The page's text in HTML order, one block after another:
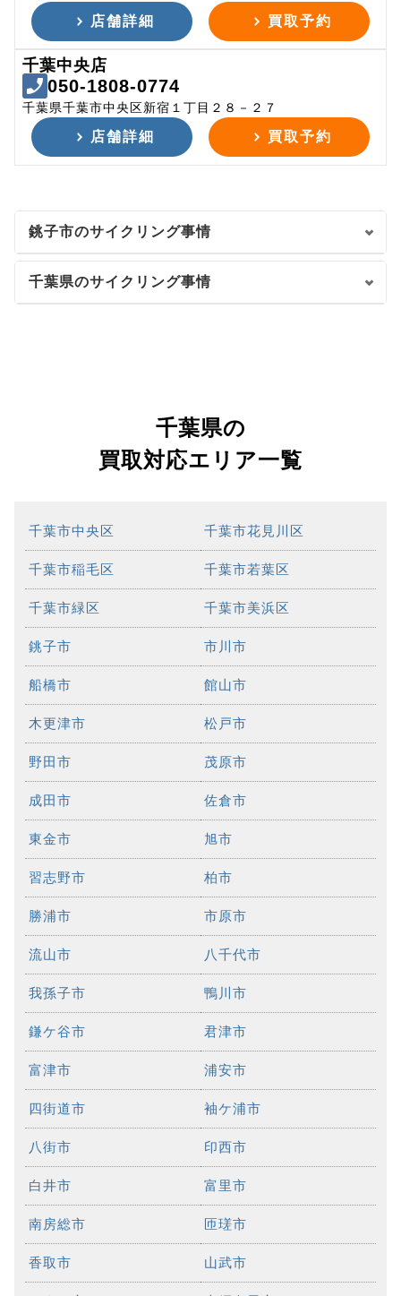
店舗詳細 買取予約
千葉中央店
050-1808-0774
千葉県千葉市中央区新宿１丁目２８－２７
店舗詳細 買取予約
銚子市のサイクリング事情
千葉県のサイクリング事情
千葉県の
買取対応エリア一覧
千葉市中央区 千葉市花見川区
千葉市稲毛区 千葉市若葉区
千葉市緑区 千葉市美浜区
銚子市 市川市
船橋市 館山市
木更津市 松戸市
野田市 茂原市
成田市 佐倉市
東金市 旭市
習志野市 柏市
勝浦市 市原市
流山市 八千代市
我孫子市 鴨川市
鎌ケ谷市 君津市
富津市 浦安市
四街道市 袖ケ浦市
八街市 印西市
白井市 富里市
南房総市 匝瑳市
香取市 山武市